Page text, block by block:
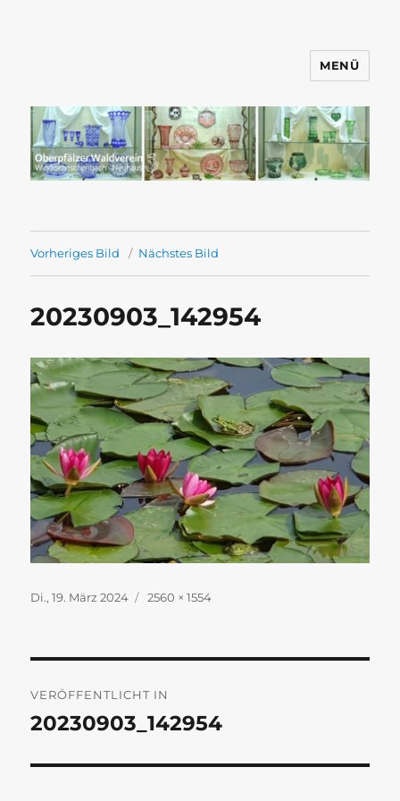
Windischeschenbach-Neuhaus
MENÜ
Vorheriges Bild Nächstes Bild
20230903_142954
Veröffentlicht
Di., 19. März 2024 Originalgröße
2560 × 1554
VERÖFFENTLICHT IN
20230903_142954